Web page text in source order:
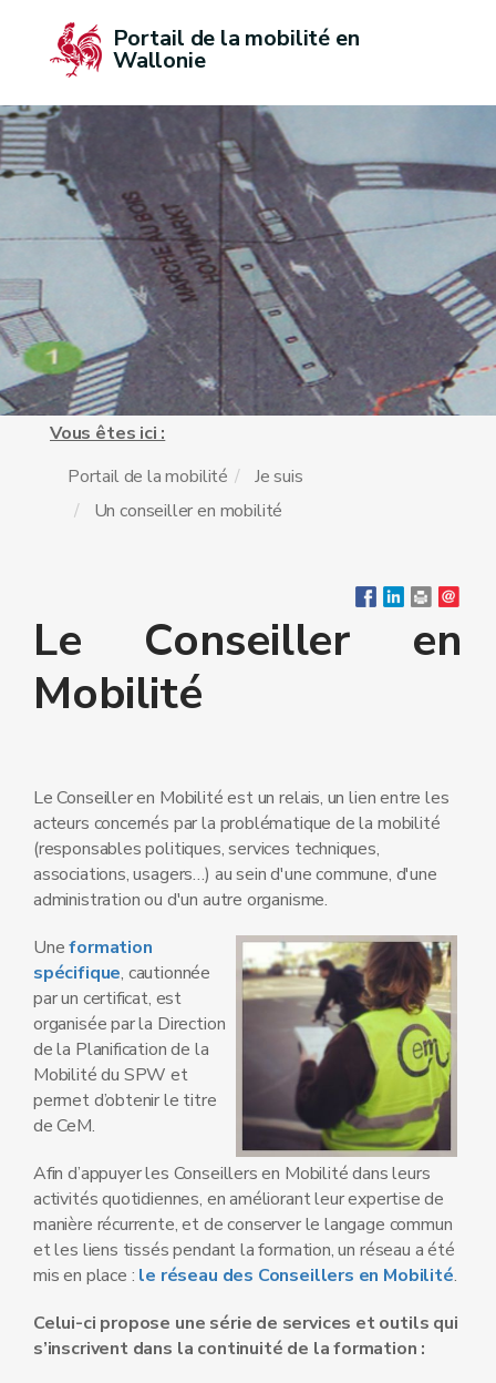
Portail de la mobilité en
Wallonie
Vous êtes ici :
Portail de la mobilité
Je suis
Un conseiller en mobilité
Le Conseiller en
Mobilité
Le Conseiller en Mobilité est un relais, un lien entre les
acteurs concernés par la problématique de la mobilité
(responsables politiques, services techniques,
associations, usagers…) au sein d'une commune, d'une
administration ou d'un autre organisme.
Uneformation
spécifique, cautionnée
par un certificat, est
organisée par la Direction
de la Planification de la
Mobilité du SPW et
permet d’obtenir le titre
de CeM.
Afin d’appuyer les Conseillers en Mobilité dans leurs
activités quotidiennes, en améliorant leur expertise de
manière récurrente, et de conserver le langage commun
et les liens tissés pendant la formation, un réseau a été
mis en place : le réseau des Conseillers en Mobilité.
Celui-ci propose une série de services et outils qui
s’inscrivent dans la continuité de la formation :